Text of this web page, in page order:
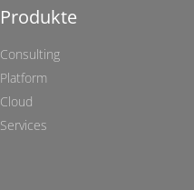
Produkte
Consulting
Platform
Cloud
Services